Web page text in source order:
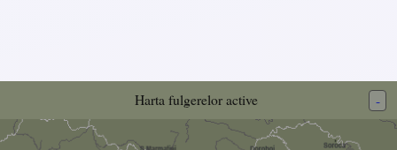
Harta fulgerelor active -